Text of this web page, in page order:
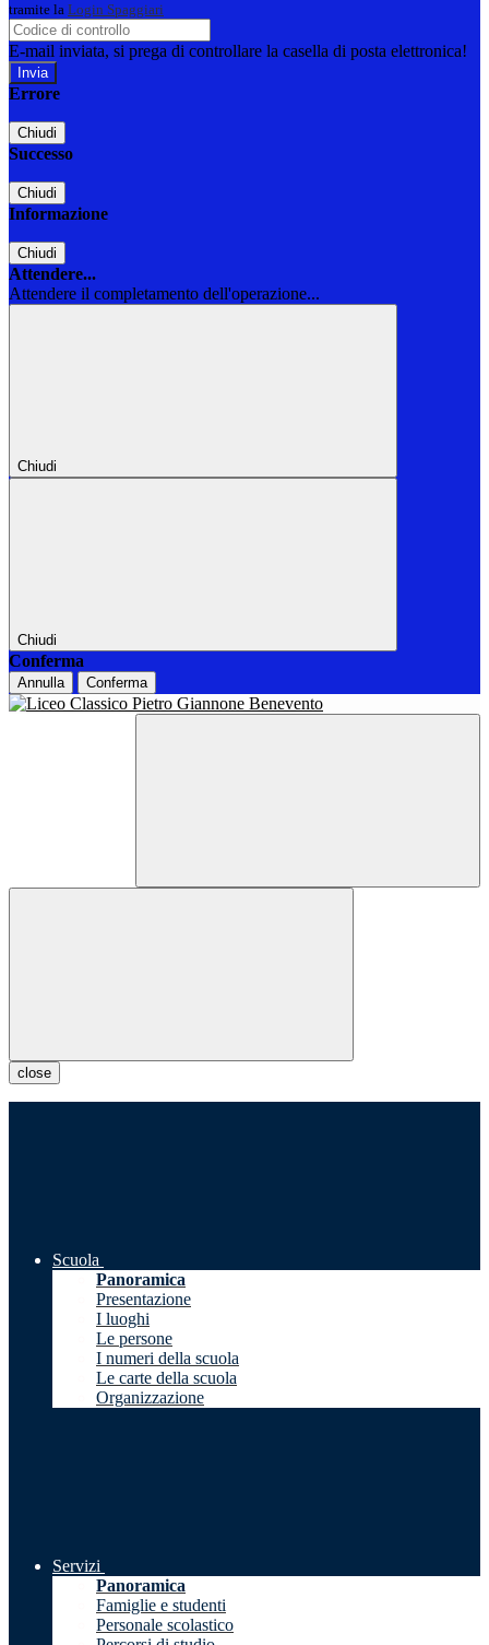
tramite la Login Spaggiari
E-mail inviata, si prega di controllare la casella di posta elettronica!
Errore
Chiudi
Successo
Chiudi
Informazione
Chiudi
Attendere...
Attendere il completamento dell'operazione...
Chiudi
Chiudi
Conferma
Annulla Conferma
close
Scuola
Panoramica
Presentazione
I luoghi
Le persone
I numeri della scuola
Le carte della scuola
Organizzazione
Servizi
Panoramica
Famiglie e studenti
Personale scolastico